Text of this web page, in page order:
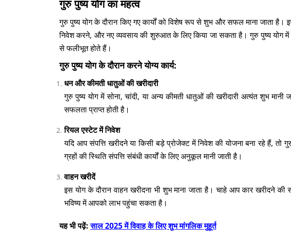
गुरु पुष्य योग का महत्व
गुरु पुष्य योग के दौरान किए गए कार्यों को विशेष रूप से शुभ और सफल माना जाता है।
निवेश करने, और नए व्यवसाय की शुरुआत के लिए किया जा सकता है। गुरु पुष्य योग में
से फलीभूत होते हैं।
गुरु पुष्य योग के दौरान करने योग्य कार्य:
धन और कीमती धातुओं की खरीदारी
गुरु पुष्य योग में सोना, चांदी, या अन्य कीमती धातुओं की खरीदारी अत्यंत शुभ
सफलता प्राप्त होती है।
रियल एस्टेट में निवेश
यदि आप संपत्ति खरीदने या किसी बड़े प्रोजेक्ट में निवेश की योजना बना रहे हैं,
ग्रहों की स्थिति संपत्ति संबंधी कार्यों के लिए अनुकूल मानी जाती है।
वाहन खरीदें
इस योग के दौरान वाहन खरीदना भी शुभ माना जाता है। चाहे आप कार खरीदने की
भविष्य में आपको लाभ पहुंचा सकता है।
यह भी पढ़ें:साल 2025 में विवाह के लिए शुभ मांगलिक मुहूर्त